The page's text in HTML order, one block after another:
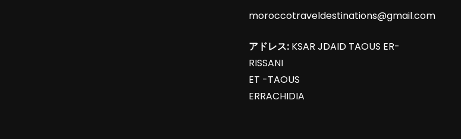
moroccotraveldestinations@gmail.com
アドレス: KSAR JDAID TAOUS ER-
RISSANI
ET -TAOUS
ERRACHIDIA